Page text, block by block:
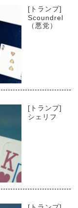
[トランプ]
Scoundrel
（悪党）
[トランプ]
シェリフ